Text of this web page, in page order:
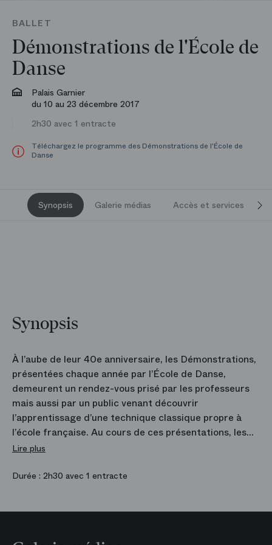
BALLET
Démonstrations de l'École de
Danse
Palais Garnier
du 10 au 23 décembre 2017
2h30 avec 1 entracte
Téléchargez le programme des Démonstrations de l'École de
Danse
Synopsis Galerie médias Accès et services
Synopsis
À l’aube de leur 40e anniversaire, les Démonstrations,
présentées chaque année par l’École de Danse,
demeurent un rendez-vous prisé par les professeurs
mais aussi par un public venant découvrir
l’apprentissage d’une technique classique propre à
l’école française. Au cours de ces présentations, les
élèves, sous les yeux de leur professeur et
et adages parcourus lors du premier trimestre. Ces
Lire plus
Durée : 2h30 avec 1 entracte